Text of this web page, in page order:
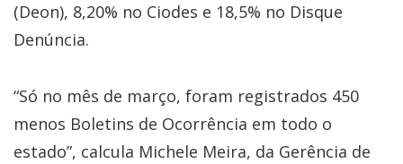
(Deon), 8,20% no Ciodes e 18,5% no Disque
Denúncia.
“Só no mês de março, foram registrados 450
menos Boletins de Ocorrência em todo o
estado”, calcula Michele Meira, da Gerência de